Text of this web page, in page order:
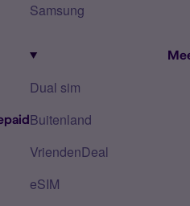
Samsung
Dual sim
Buitenland
VriendenDeal
eSIM